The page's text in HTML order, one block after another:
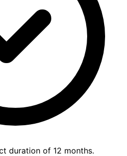
duration of 12 months.